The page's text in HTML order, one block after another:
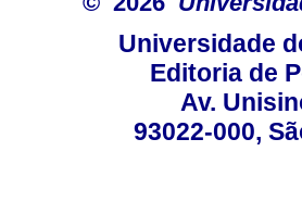
Universidade
Editoria de
Av.
93022-000,